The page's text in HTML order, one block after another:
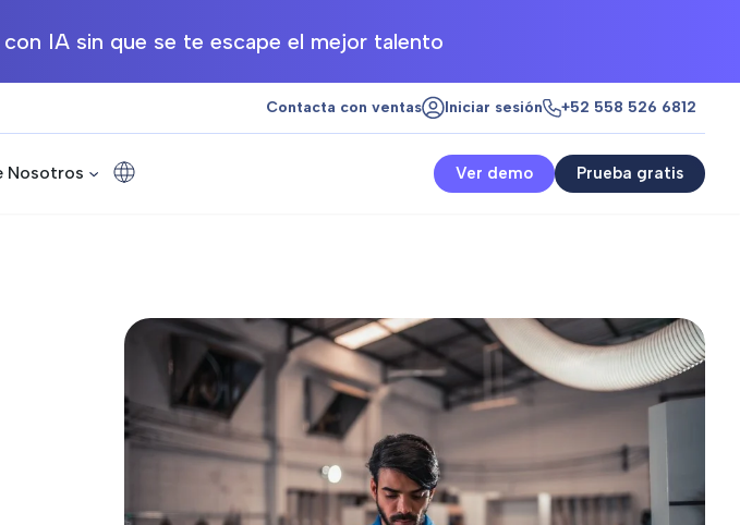
IA sin que se te escape el mejor talento
Contacta con ventas Iniciar sesión +52 558 526 6812
Nosotros Prueba gratis
Ver demo